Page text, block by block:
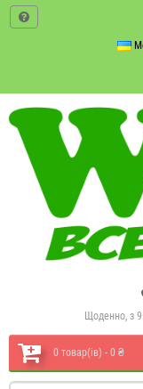
Щоденно, з
0 товар(ів) - 0 ₴